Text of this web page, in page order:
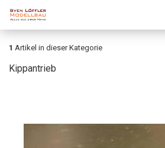
1 Artikel in dieser Kategorie
Kippantrieb